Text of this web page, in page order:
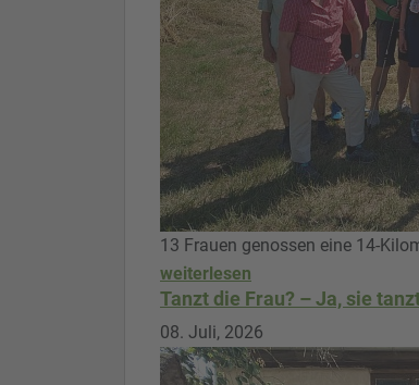
13 Frauen genossen eine 14-
weiterlesen
Tanzt die Frau? – Ja, sie
08. Juli, 2026